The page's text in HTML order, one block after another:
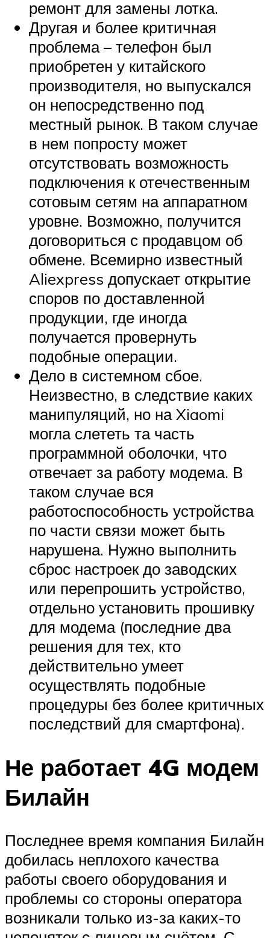
ремонт для замены лотка.
Другая и более критичная
проблема – телефон был
приобретен у китайского
производителя, но выпускался
он непосредственно под
местный рынок. В таком случае
в нем попросту может
отсутствовать возможность
подключения к отечественным
сотовым сетям на аппаратном
уровне. Возможно, получится
договориться с продавцом об
обмене. Всемирно известный
Aliexpress допускает открытие
споров по доставленной
продукции, где иногда
получается провернуть
подобные операции.
Дело в системном сбое.
Неизвестно, в следствие каких
манипуляций, но на Xiaomi
могла слететь та часть
программной оболочки, что
отвечает за работу модема. В
таком случае вся
работоспособность устройства
по части связи может быть
нарушена. Нужно выполнить
сброс настроек до заводских
или перепрошить устройство,
отдельно установить прошивку
для модема (последние два
решения для тех, кто
действительно умеет
осуществлять подобные
процедуры без более критичных
последствий для смартфона).
Не работает 4G модем
Билайн
Последнее время компания Билайн
добилась неплохого качества
работы своего оборудования и
проблемы со стороны оператора
возникали только из-за каких-то